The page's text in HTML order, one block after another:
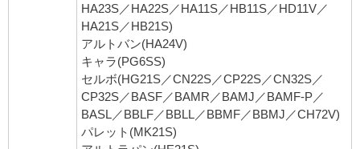
HA23S／HA22S／HA11S／HB11S／HD11V／
HA21S／HB21S)
アルトバン(HA24V)
キャラ(PG6SS)
セルボ(HG21S／CN22S／CP22S／CN32S／
CP32S／BASF／BAMR／BAMJ／BAMF-P／
BASL／BBLF／BBLL／BBMF／BBMJ／CH72V)
パレット(MK21S)